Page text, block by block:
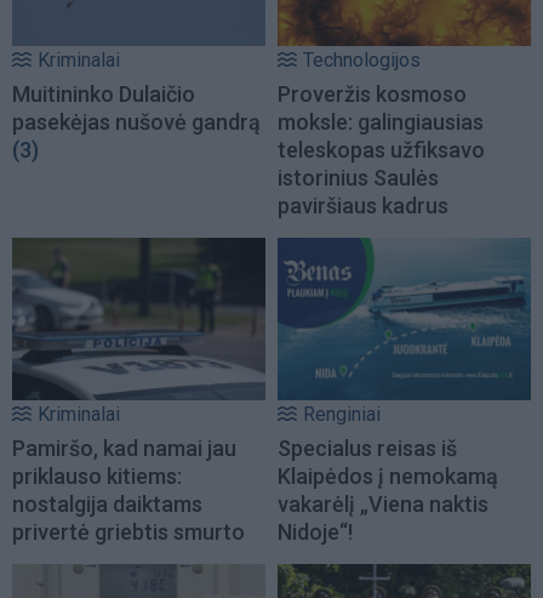
Kriminalai
Muitininko Dulaičio
pasekėjas nušovė gandrą
(3)
Technologijos
Proveržis kosmoso
moksle: galingiausias
teleskopas užfiksavo
istorinius Saulės
paviršiaus kadrus
Kriminalai
Pamiršo, kad namai jau
priklauso kitiems:
nostalgija daiktams
privertė griebtis smurto
Renginiai
Specialus reisas iš
Klaipėdos į nemokamą
vakarėlį „Viena naktis
Nidoje“!